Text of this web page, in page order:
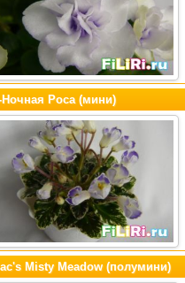
Роса (мини)
Misty Meadow (полумини)